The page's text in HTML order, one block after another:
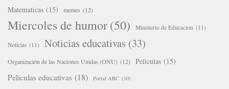
Matematicas (15) memes (12)
Miercoles de humor(50) Ministerio de Educacion (11)
Noticias (11) Noticias educativas (33)
Organización de las Naciones Unidas (ONU) (12) Peliculas (15)
Peliculas educativas (18) Portal ABC (10)